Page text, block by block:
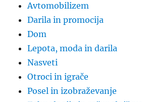
Avtomobilizem
Darila in promocija
Dom
Lepota, moda in darila
Nasveti
Otroci in igrače
Posel in izobraževanje